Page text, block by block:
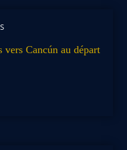
Cancún au départ